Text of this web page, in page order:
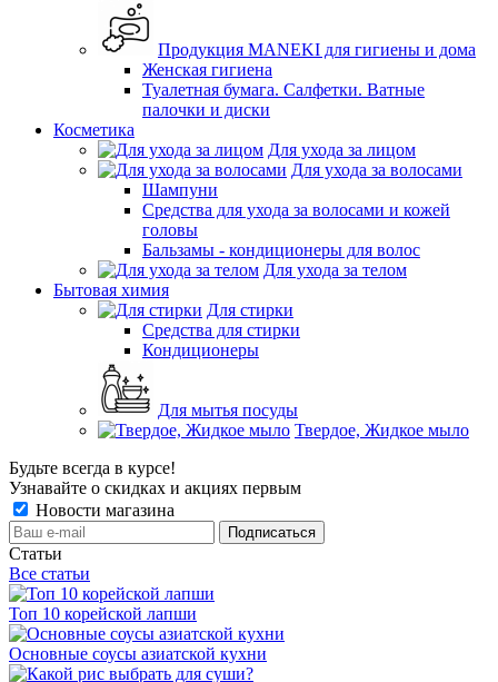
Продукция MANEKI для гигиены и дома
Женская гигиена
Туалетная бумага. Салфетки. Ватные
палочки и диски
Косметика
Для ухода за лицом
Для ухода за волосами
Шампуни
Средства для ухода за волосами и кожей
головы
Бальзамы - кондиционеры для волос
Для ухода за телом
Бытовая химия
Для стирки
Средства для стирки
Кондиционеры
Для мытья посуды
Твердое, Жидкое мыло
Будьте всегда в курсе!
Узнавайте о скидках и акциях первым
Новости магазина
Статьи
Все статьи
Топ 10 корейской лапши
Основные соусы азиатской кухни